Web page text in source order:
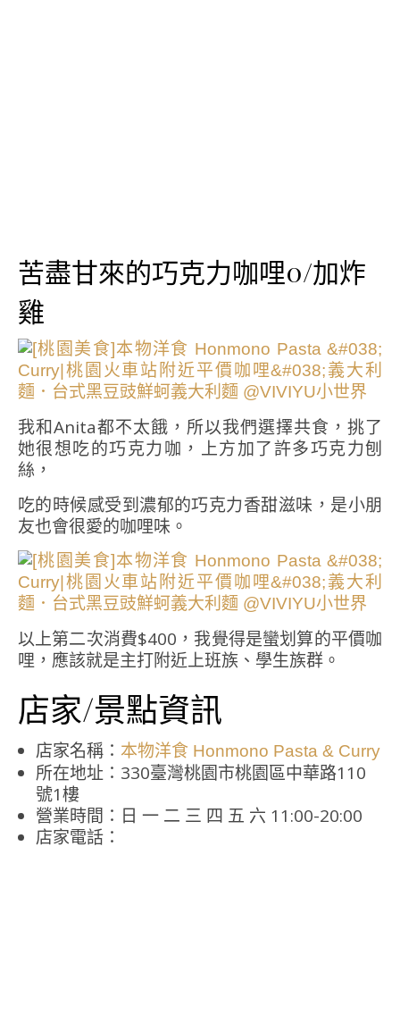
苦盡甘來的巧克力咖哩0/加炸
雞
我和Anita都不太餓，所以我們選擇共食，挑了
她很想吃的巧克力咖，上方加了許多巧克力刨
絲，
吃的時候感受到濃郁的巧克力香甜滋味，是小朋
友也會很愛的咖哩味。
以上第二次消費$400，我覺得是蠻划算的平價咖
哩，應該就是主打附近上班族、學生族群。
店家/景點資訊
店家名稱： 本物洋食 Honmono Pasta & Curry
所在地址：330臺灣桃園市桃園區中華路110
號1樓
營業時間：日 一 二 三 四 五 六 11:00-20:00
店家電話：